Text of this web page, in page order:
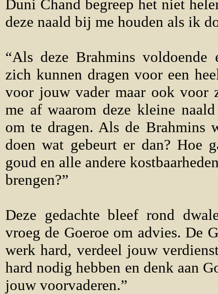
Duni Chand begreep het niet
deze naald bij me houden als ik
“Als deze Brahmins
zich kunnen dragen voor een
voor jouw vader maar ook voor
me af waarom deze kleine
om te dragen. Als de Brahmins
doen wat gebeurt er dan? Hoe
goud en alle andere
brengen?”
Deze gedachte bleef rond
vroeg de Goeroe om advies. De
werk hard, verdeel jouw
hard nodig hebben en denk aan
jouw voorvaderen.”